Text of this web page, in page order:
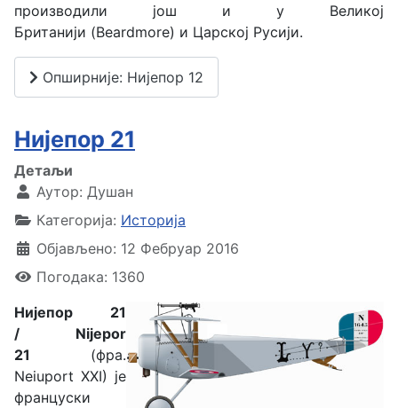
производили још и у Великој
Британији (Beardmore) и Царској Русији.
Опширније: Нијепор 12
Нијепор 21
Детаљи
Аутор: Душан
Категорија: Историја
Објављено: 12 Фебруар 2016
Погодака: 1360
Нијепор 21
/ Nijepor
21 (фра.
Neiuport XXI) је
француски